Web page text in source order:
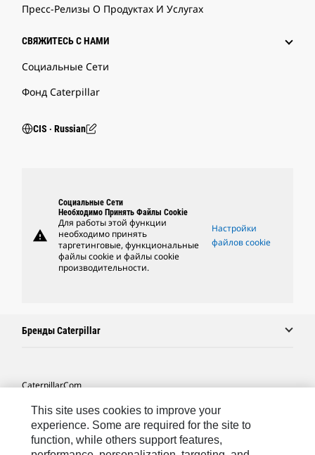
Пресс-Релизы О Продуктах И Услугах
СВЯЖИТЕСЬ С НАМИ
Социальные Сети
Фонд Caterpillar
CIS ‧ Russian
warning
Социальные Сети
Необходимо Принять Файлы Cookie
Для работы этой функции
необходимо принять
таргетинговые, функциональные
файлы cookie и файлы cookie
производительности.
Настройки
файлов cookie
Бренды Caterpillar
Caterpillar.com
Связаться С Caterpillar
Карта Сайта
This site uses cookies to improve your
experience. Some are required for the site to
function, while others support features,